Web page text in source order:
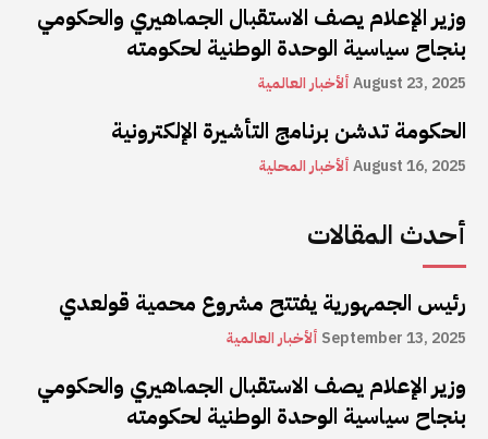
وزير الإعلام يصف الاستقبال الجماهيري والحكومي
بنجاح سياسية الوحدة الوطنية لحكومته
ألأخبار العالميةAugust 23, 2025
الحكومة تدشن برنامج التأشيرة الإلكترونية
ألأخبار المحليةAugust 16, 2025
أحدث المقالات
رئيس الجمهورية يفتتح مشروع محمية قولعدي
ألأخبار العالمية September 13, 2025
وزير الإعلام يصف الاستقبال الجماهيري والحكومي
بنجاح سياسية الوحدة الوطنية لحكومته